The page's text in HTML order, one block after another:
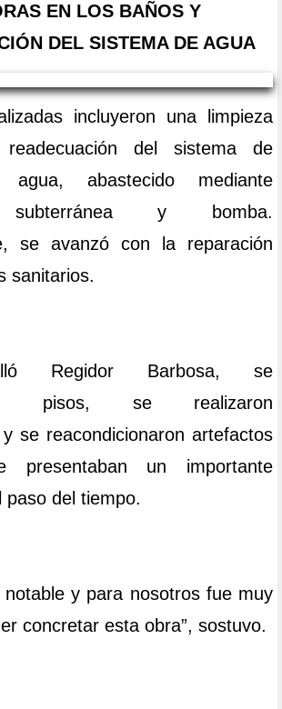
EN LOS BAÑOS Y
DEL SISTEMA DE AGUA
incluyeron una limpieza
del sistema de
abastecido mediante
subterránea y bomba.
se avanzó con la reparación
sanitarios.
Regidor Barbosa, se
pisos, se realizaron
se reacondicionaron artefactos
presentaban un importante
del tiempo.
notable y para nosotros fue muy
concretar esta obra”, sostuvo.